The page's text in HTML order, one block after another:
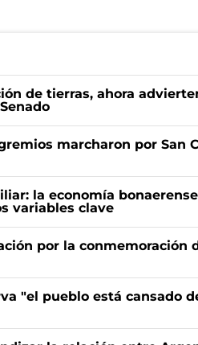
de tierras, ahora
marcharon por San
la economía
variables clave
por la conmemoración
"el pueblo está cansado